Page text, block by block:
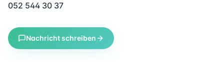
052 544 30 37
Nachricht schreiben